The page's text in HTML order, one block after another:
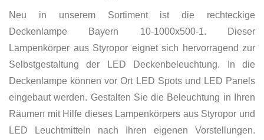
Neu in unserem Sortiment ist die rechteckige
Deckenlampe Bayern 10-1000x500-1. Dieser
Lampenkörper aus Styropor eignet sich hervorragend zur
Selbstgestaltung der LED Deckenbeleuchtung. In die
Deckenlampe können vor Ort LED Spots und LED Panels
eingebaut werden. Gestalten Sie die Beleuchtung in Ihren
Räumen mit Hilfe dieses Lampenkörpers aus Styropor und
LED Leuchtmitteln nach Ihren eigenen Vorstellungen.